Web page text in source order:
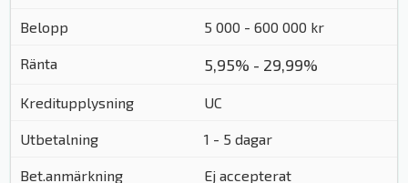
5 000 - 600 000 kr
5,95% - 29,99%
UC
1 - 5 dagar
Ej accepterat